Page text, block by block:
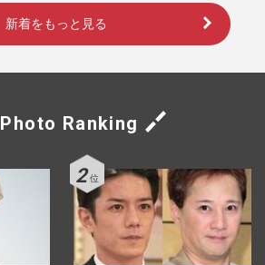
新着をもっと見る
Photo Ranking